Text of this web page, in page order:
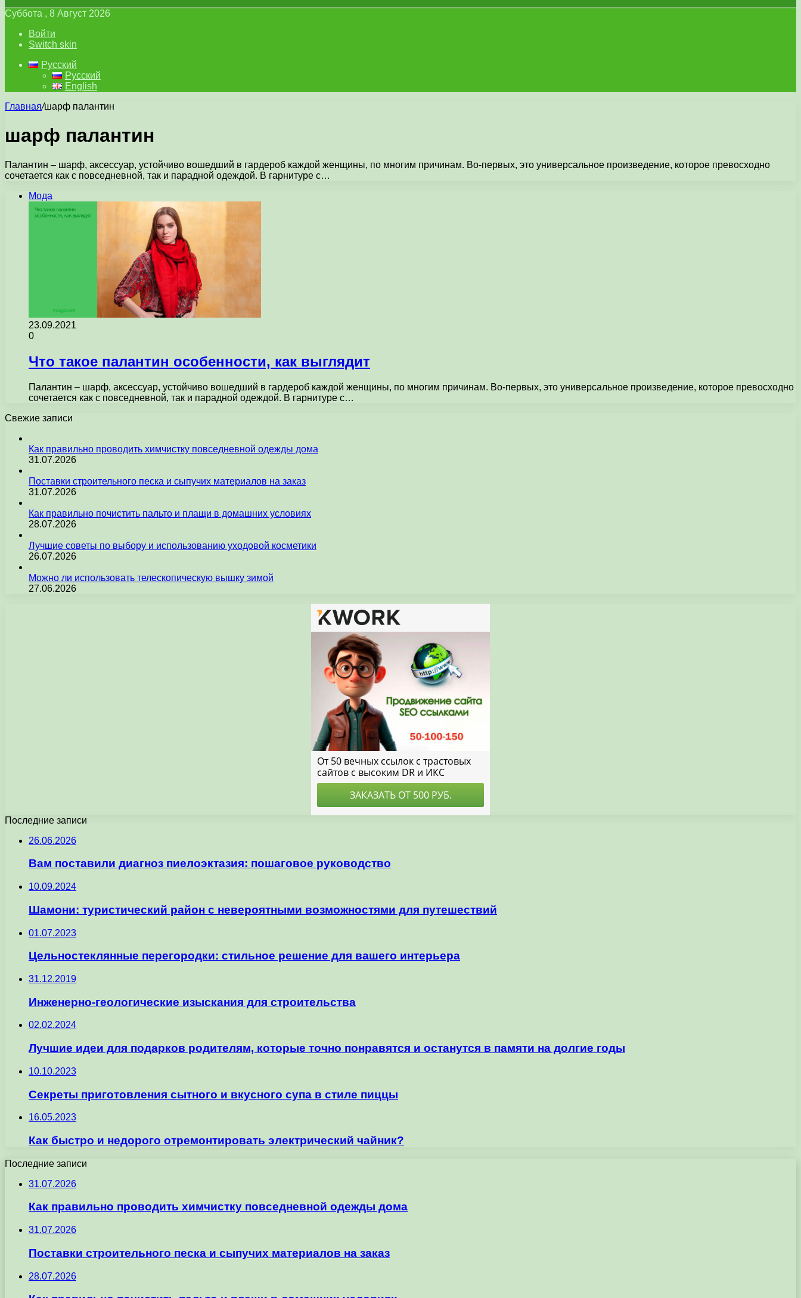
Суббота , 8 Август 2026
Войти
Switch skin
Русский
Русский
English
Главная/шарф палантин
шарф палантин
Палантин – шарф, аксессуар, устойчиво вошедший в гардероб каждой женщины, по многим причинам. Во-первых, это универсальное произведение, которое превосходно
сочетается как с повседневной, так и парадной одеждой. В гарнитуре с…
Мода
23.09.2021
0
Что такое палантин особенности, как выглядит
Палантин – шарф, аксессуар, устойчиво вошедший в гардероб каждой женщины, по многим причинам. Во-первых, это универсальное произведение, которое превосходно
сочетается как с повседневной, так и парадной одеждой. В гарнитуре с…
Свежие записи
Как правильно проводить химчистку повседневной одежды дома
31.07.2026
Поставки строительного песка и сыпучих материалов на заказ
31.07.2026
Как правильно почистить пальто и плащи в домашних условиях
28.07.2026
Лучшие советы по выбору и использованию уходовой косметики
26.07.2026
Можно ли использовать телескопическую вышку зимой
27.06.2026
Последние записи
26.06.2026
Вам поставили диагноз пиелоэктазия: пошаговое руководство
10.09.2024
Шамони: туристический район с невероятными возможностями для путешествий
01.07.2023
Цельностеклянные перегородки: стильное решение для вашего интерьера
31.12.2019
Инженерно-геологические изыскания для строительства
02.02.2024
Лучшие идеи для подарков родителям, которые точно понравятся и останутся в памяти на долгие годы
10.10.2023
Секреты приготовления сытного и вкусного супа в стиле пиццы
16.05.2023
Как быстро и недорого отремонтировать электрический чайник?
Последние записи
31.07.2026
Как правильно проводить химчистку повседневной одежды дома
31.07.2026
Поставки строительного песка и сыпучих материалов на заказ
28.07.2026